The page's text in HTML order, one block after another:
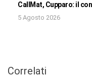
CallMat, Cupparo: il
5 Agosto 2026
Correlati